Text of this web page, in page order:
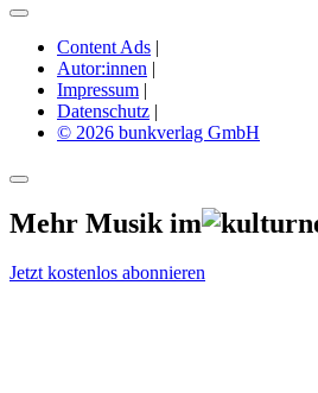
Content Ads |
Autor:innen |
Impressum |
Datenschutz |
© 2026 bunkverlag GmbH
Mehr Musik im
Jetzt kostenlos abonnieren